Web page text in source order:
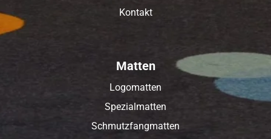
Kontakt
Matten
Logomatten
Spezialmatten
Schmutzfangmatten